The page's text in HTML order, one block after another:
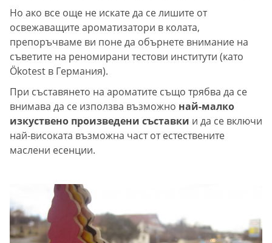
Но ако все още не искате да се лишите от
освежаващите ароматизатори в колата,
препоръчваме ви поне да обърнете внимание на
съветите на реномирани тестови институти (като
Ökotest в Германия).
При съставянето на ароматите също трябва да се
внимава да се използва възможно най-малко
изкуствено произведени съставки и да се включи
най-високата възможна част от естествените
маслени есенции.